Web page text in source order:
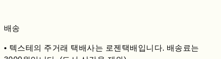
배송
• 텍스테의 주거래 택배사는 로젠택배입니다. 배송료는